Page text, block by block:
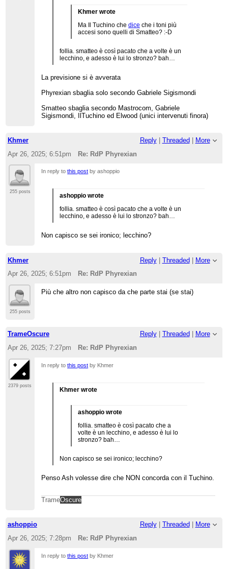
Khmer wrote
Ma Il Tuchino che dice che i toni più
accesi sono quelli di Smatteo? :-D
follia. smatteo è così pacato che a volte è un
lecchino, e adesso è lui lo stronzo? bah…
La previsione si è avverata
Phyrexian sbaglia solo secondo Gabriele Sigismondi
Smatteo sbaglia secondo Mastrocom, Gabriele
Sigismondi, IlTuchino ed Elwood (unici intervenuti finora)
Khmer Reply| Threaded | More
Apr 26, 2025; 6:51pm
Re: RdP Phyrexian
255 posts
In reply tothis post by ashoppio
ashoppio wrote
follia. smatteo è così pacato che a volte è un
lecchino, e adesso è lui lo stronzo? bah…
Non capisco se sei ironico; lecchino?
Khmer Reply| Threaded | More
Apr 26, 2025; 6:51pm
Re: RdP Phyrexian
255 posts
Più che altro non capisco da che parte stai (se stai)
TrameOscure Reply| Threaded
More
Apr 26, 2025; 7:27pm
Re: RdP Phyrexian
2379 posts
In reply tothis post by Khmer
Khmer wrote
ashoppio wrote
follia. smatteo è così pacato che a
volte è un lecchino, e adesso è lui lo
stronzo? bah…
Non capisco se sei ironico; lecchino?
Penso Ash volesse dire che NON concorda con il Tuchino.
TrameOscure
ashoppio Reply| Threaded
More
Apr 26, 2025; 7:28pm
Re: RdP Phyrexian
In reply tothis post by Khmer